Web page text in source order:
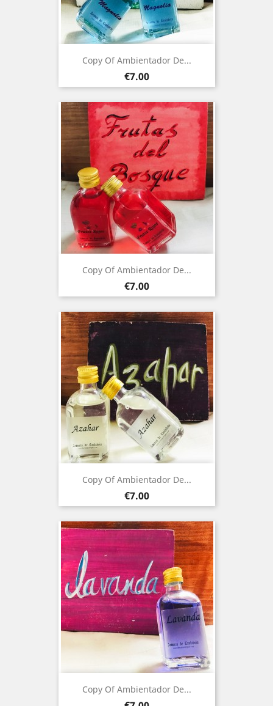
Copy Of Ambientador De...
Price
€7.00
Copy Of Ambientador De...
Price
€7.00
Copy Of Ambientador De...
Price
€7.00
Copy Of Ambientador De...